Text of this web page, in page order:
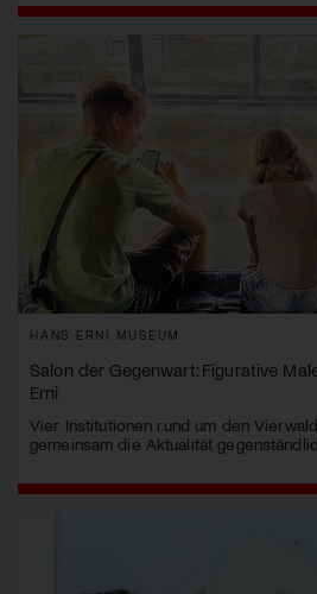
HANS ERNI MUSEUM
Salon der Gegenwart: Figurative
Erni
Vier Institutionen rund um den
gemeinsam die Aktualität